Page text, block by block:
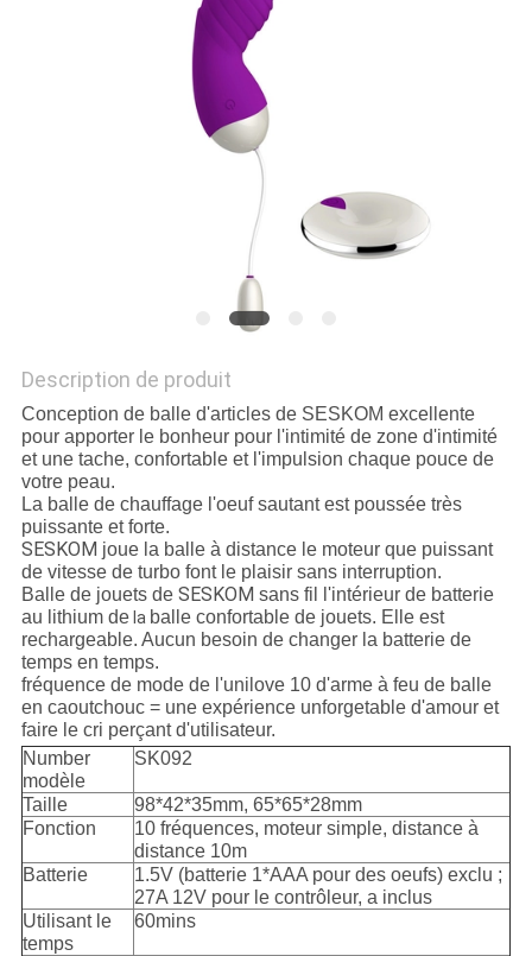
Description de produit
Conception de balle d'articles de SESKOM excellente
pour apporter le bonheur pour l'intimité de zone d'intimité
et une tache, confortable et l'impulsion chaque pouce de
votre peau.
La balle de chauffage l'oeuf sautant est poussée très
puissante et forte.
SESKOM joue la balle à distance le moteur que puissant
de vitesse de turbo font le plaisir sans interruption.
Balle de jouets deSESKOM sans fil l'intérieur de batterie
au lithium dela balle confortable de jouets. Elle est
rechargeable. Aucun besoin de changer la batterie de
temps en temps.
fréquence de mode de l'unilove 10 d'arme à feu de balle
en caoutchouc = une expérience unforgetable d'amour et
faire le cri perçant d'utilisateur.
Number
modèle
SK092
Taille
98*42*35mm, 65*65*28mm
Fonction
10 fréquences, moteur simple, distance à
distance 10m
Batterie
1.5V (batterie 1*AAA pour des oeufs) exclu ;
27A 12V pour le contrôleur, a inclus
Utilisant le
temps
60mins